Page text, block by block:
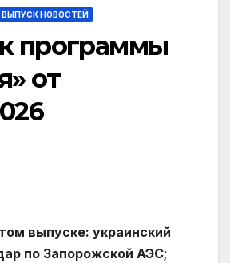
ВЫПУСК НОВОСТЕЙ
программы
от
выпуске: украинский
по Запорожской АЭС;